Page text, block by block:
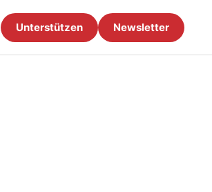
Unterstützen Newsletter